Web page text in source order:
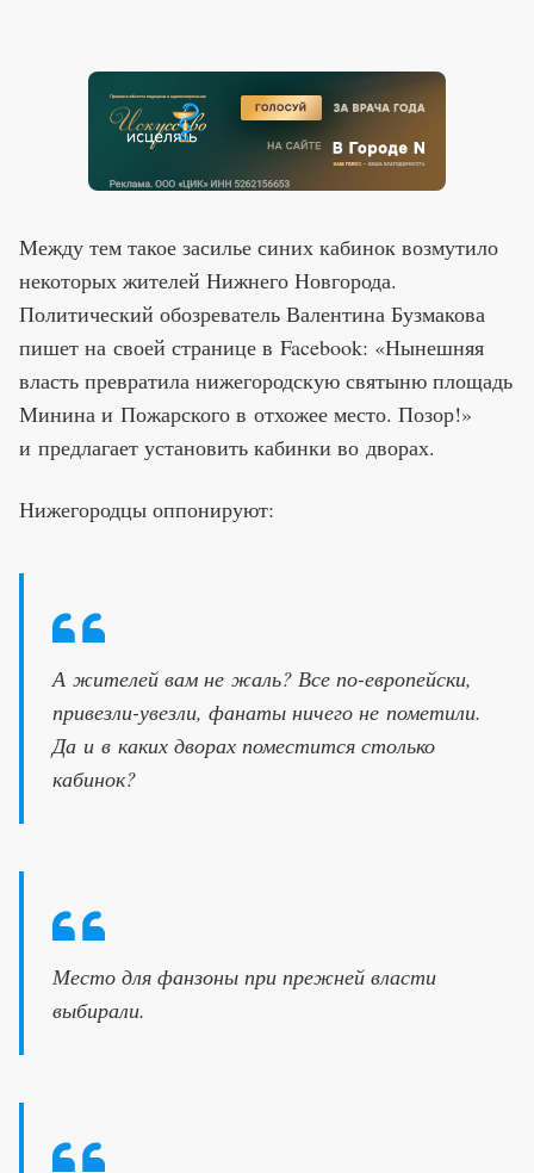
Между тем такое засилье синих кабинок возмутило
некоторых жителей Нижнего Новгорода.
Политический обозреватель Валентина Бузмакова
пишет на своей странице в Facebook: «Нынешняя
власть превратила нижегородскую святыню площадь
Минина и Пожарского в отхожее место. Позор!»
и предлагает установить кабинки во дворах.
Нижегородцы оппонируют:
А жителей вам не жаль? Все по-европейски,
привезли-увезли, фанаты ничего не пометили.
Да и в каких дворах поместится столько
кабинок?
Место для фанзоны при прежней власти
выбирали.